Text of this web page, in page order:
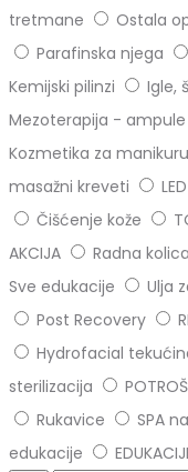
tretmane
Ostala
Parafinska njega
Kemijski pilinzi
Igle,
Mezoterapija - ampule
Kozmetika za
masažni kreveti
Čišćenje kože
AKCIJA
Radna
Sve edukacije
Ulja
Post Recovery
Hydrofacial
sterilizacija
Rukavice
SPA
edukacije